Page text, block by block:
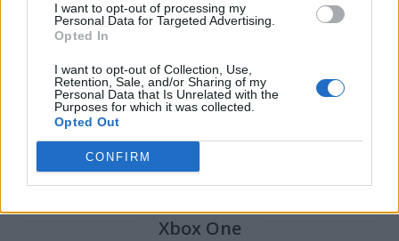
I want to opt-out of processing my
Personal Data for Targeted Advertising.
Opted In
I want to opt-out of Collection, Use,
Retention, Sale, and/or Sharing of my
Personal Data that Is Unrelated with the
Purposes for which it was collected.
Opted Out
CONFIRM
BoGyyS milosz93 cyanide DawidPLx999
Xbox One